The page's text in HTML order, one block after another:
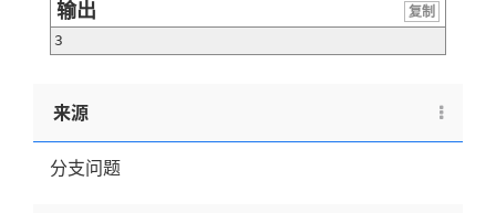
输出
复制
3
来源
分支问题